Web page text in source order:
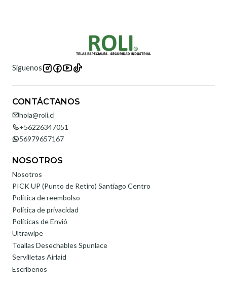
Síguenos
CONTÁCTANOS
hola@roli.cl
+56226347051
56979657167
NOSOTROS
Nosotros
PICK UP (Punto de Retiro) Santiago Centro
Politica de reembolso
Política de privacidad
Políticas de Envió
Ultrawipe
Toallas Desechables Spunlace
Servilletas Airlaid
Escríbenos